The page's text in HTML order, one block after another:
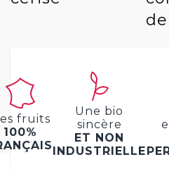
fruits
100%
Une bio
sincère
ET NON
INDUSTRIELLE